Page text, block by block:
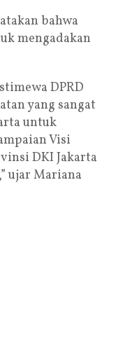
bahwa
mengadakan
DPRD
yang sangat
untuk
Visi
DKI Jakarta
ujar Mariana